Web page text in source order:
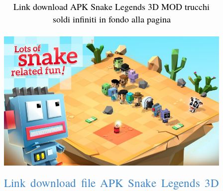
Link download APK Snake Legends 3D MOD trucchi
soldi infiniti in fondo alla pagina
Link download file APK Snake Legends 3D